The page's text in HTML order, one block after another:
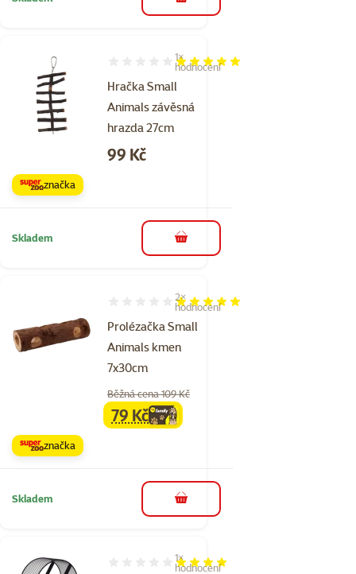
do košíku
Hračka Small
Animals závěsná
hrazda 27cm
Hodnocení 100%, počet hodnocení: 1
1×
hodnocení
Cena
99 Kč
značka
Skladem do košíku
Prolézačka Small
Animals kmen
7x30cm
Hodnocení 100%, počet hodnocení: 2
2×
hodnocení
Běžná cena 109 Kč
familycena
79 Kč
značka
Skladem do košíku
Hodnocení 80%, počet hodnocení: 1
1×
hodnocení